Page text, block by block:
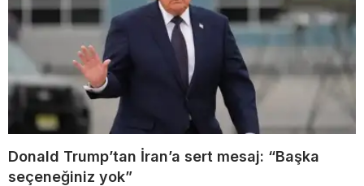
Donald Trump’tan İran’a sert mesaj: “Başka
seçeneğiniz yok”